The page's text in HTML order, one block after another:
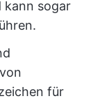
kann sogar
für